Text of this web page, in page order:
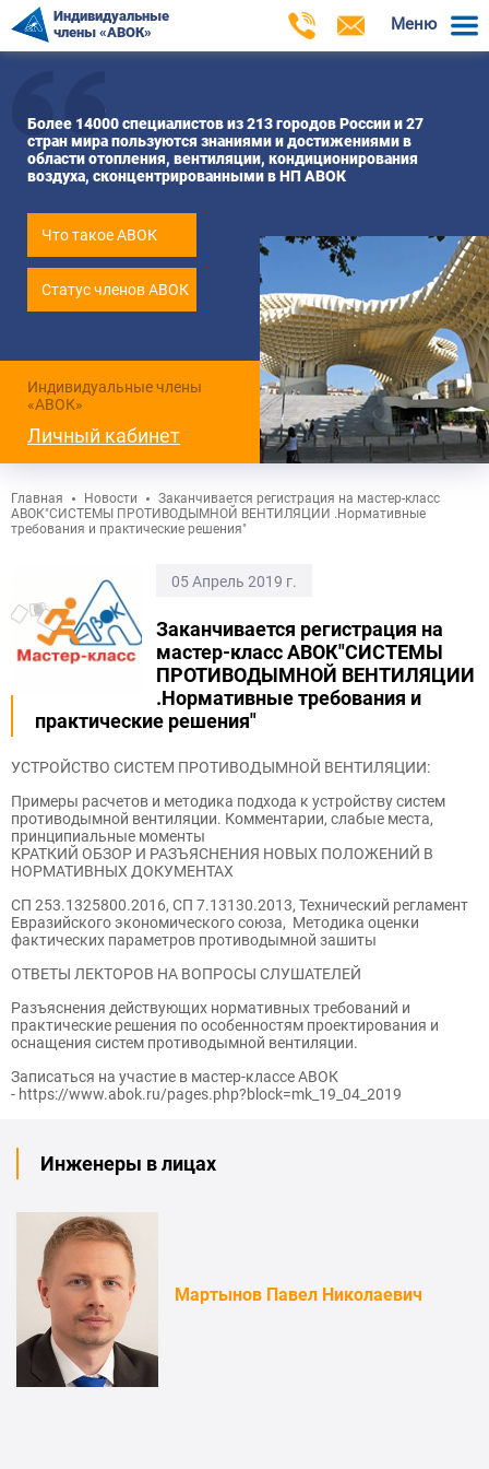
Индивидуальные
члены «АВОК»
Меню
Более 14000 специалистов из 213 городов России и 27
стран мира пользуются знаниями и достижениями в
области отопления, вентиляции, кондиционирования
воздуха, сконцентрированными в НП АВОК
Что такое АВОК
Статус членов АВОК
Индивидуальные члены
«АВОК»
Личный кабинет
Главная Новости
Заканчивается регистрация на мастер-класс
АВОК"СИСТЕМЫ ПРОТИВОДЫМНОЙ ВЕНТИЛЯЦИИ .Нормативные
требования и практические решения"
05 Апрель 2019 г.
Заканчивается регистрация на
мастер-класс АВОК"СИСТЕМЫ
ПРОТИВОДЫМНОЙ ВЕНТИЛЯЦИИ
.Нормативные требования и
практические решения"
УСТРОЙСТВО СИСТЕМ ПРОТИВОДЫМНОЙ ВЕНТИЛЯЦИИ:
Примеры расчетов и методика подхода к устройству систем
противодымной вентиляции. Комментарии, слабые места,
принципиальные моменты
КРАТКИЙ ОБЗОР И РАЗЪЯСНЕНИЯ НОВЫХ ПОЛОЖЕНИЙ В
НОРМАТИВНЫХ ДОКУМЕНТАХ
СП 253.1325800.2016, СП 7.13130.2013, Технический регламент
Евразийского экономического союза, Методика оценки
фактических параметров противодымной зашиты
ОТВЕТЫ ЛЕКТОРОВ НА ВОПРОСЫ СЛУШАТЕЛЕЙ
Разъяснения действующих нормативных требований и
практические решения по особенностям проектирования и
оснащения систем противодымной вентиляции.
Записаться на участие в мастер-классе АВОК
- https://www.abok.ru/pages.php?block=mk_19_04_2019
Инженеры в лицах
Мартынов Павел Николаевич